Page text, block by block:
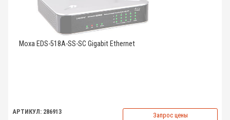
Moxa EDS-518A-SS-SC Gigabit Ethernet
АРТИКУЛ: 286913 Запрос цены